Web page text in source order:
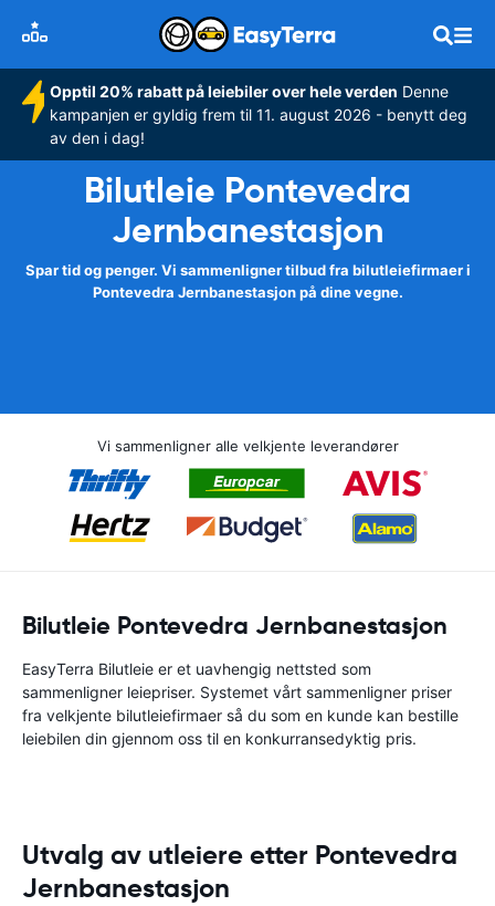
Opptil 20% rabatt på leiebiler over hele verden Denne
kampanjen er gyldig frem til 11. august 2026 - benytt deg
av den i dag!
Bilutleie Pontevedra
Jernbanestasjon
Spar tid og penger. Vi sammenligner tilbud fra bilutleiefirmaer i
Pontevedra Jernbanestasjon på dine vegne.
Vi sammenligner alle velkjente leverandører
Bilutleie Pontevedra Jernbanestasjon
EasyTerra Bilutleie er et uavhengig nettsted som
sammenligner leiepriser. Systemet vårt sammenligner priser
fra velkjente bilutleiefirmaer så du som en kunde kan bestille
leiebilen din gjennom oss til en konkurransedyktig pris.
Utvalg av utleiere etter Pontevedra
Jernbanestasjon